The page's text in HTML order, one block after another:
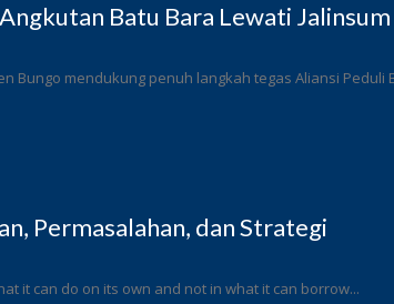
Batu Bara Lewati Jalinsum
Bungo mendukung penuh langkah tegas Aliansi Peduli
Permasalahan, dan Strategi
it can do on its own and not in what it can borrow...